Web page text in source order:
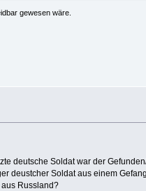
gewesen wäre.
deutsche Soldat war der
deustcher Soldat aus einem
Russland?